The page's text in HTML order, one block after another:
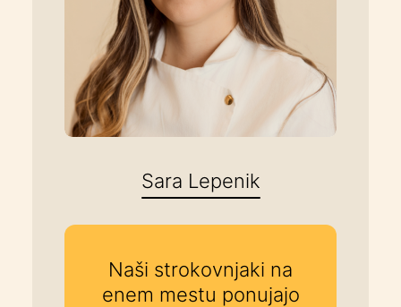
Sara Lepenik
Naši strokovnjaki na
enem mestu ponujajo